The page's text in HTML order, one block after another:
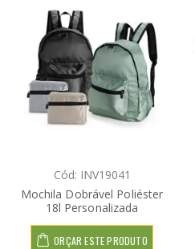
Cód: INV19041
Mochila Dobrável Poliéster
18l Personalizada
ORÇAR ESTE PRODUTO